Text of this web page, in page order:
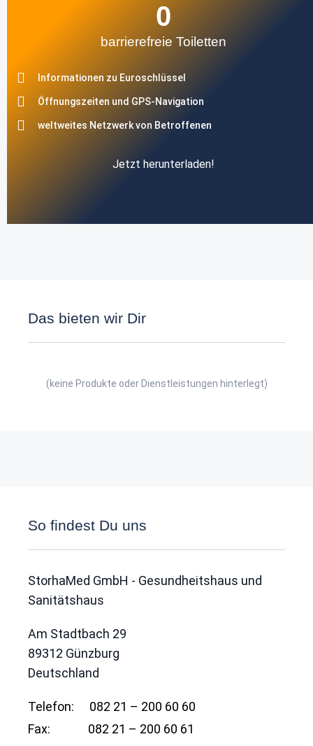
barrierefreie Toiletten
0
Informationen zu Euroschlüssel
Öffnungszeiten und GPS-Navigation
weltweites Netzwerk von Betroffenen
Jetzt herunterladen!
Das bieten wir Dir
(keine Produkte oder Dienstleistungen hinterlegt)
So findest Du uns
StorhaMed GmbH - Gesundheitshaus und
Sanitätshaus
Am Stadtbach 29
89312 Günzburg
Deutschland
Telefon:
082 21 – 200 60 60
Fax:
082 21 – 200 60 61